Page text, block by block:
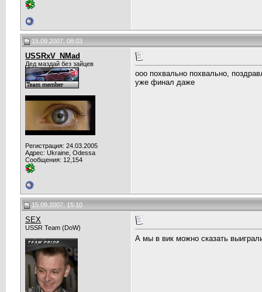
15.09.2007, 08:03
USSRxV_NMad
Дед маздай без зайцев
Регистрация: 24.03.2005
Адрес: Ukraine, Odessa
Сообщения: 12,154
ооо похвально похвально,
уже финал даже
15.09.2007, 15:10
SEX
USSR Team (DoW)
А мы в вик можно сказать